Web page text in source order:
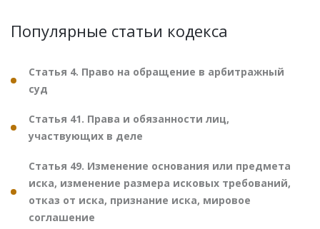
Популярные статьи кодекса
Статья 4. Право на обращение в арбитражный
суд
Статья 41. Права и обязанности лиц,
участвующих в деле
Статья 49. Изменение основания или предмета
иска, изменение размера исковых требований,
отказ от иска, признание иска, мировое
соглашение